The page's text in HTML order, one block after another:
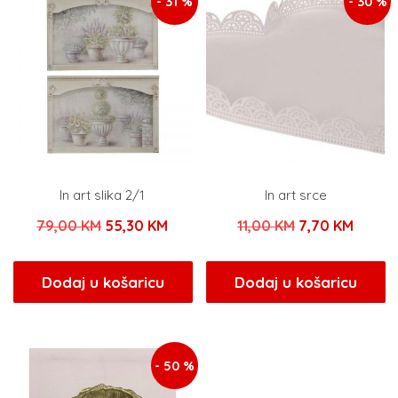
In art slika 2/1
79,00KM Izvorna
bila
je:
55,30 KM
55,30 KM.
Dodaj u košaricu
In art srce
11,00KM Izvorna
bila
je:
7,70 KM
je:
7,70
Dodaj u košaricu
- 50 %